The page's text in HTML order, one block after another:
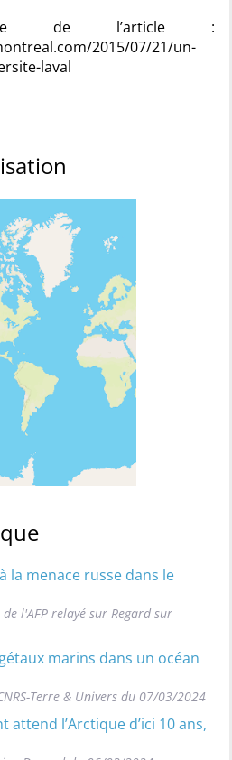
de l’article :
2015/07/21/un-
laval
la menace russe dans le
l'AFP relayé sur Regard sur
marins dans un océan
Terre & Univers du 07/03/2024
l’Arctique d’ici 10 ans,